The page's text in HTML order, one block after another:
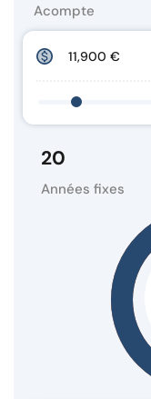
Acompte
20
Années fixes